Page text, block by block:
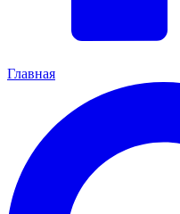
Главная